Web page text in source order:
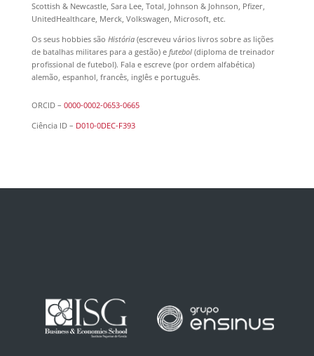
Scottish & Newcastle, Sara Lee, Total, Johnson & Johnson, Pfizer,
UnitedHealthcare, Merck, Volkswagen, Microsoft, etc.
Os seus hobbies são História (escreveu vários livros sobre as lições
de batalhas militares para a gestão) e futebol(diploma de treinador
profissional de futebol). Fala e escreve (por ordem alfabética)
alemão, espanhol, francês, inglês e português.
ORCID – 0000-0002-0653-0665
Ciência ID – D010-0DEC-F393